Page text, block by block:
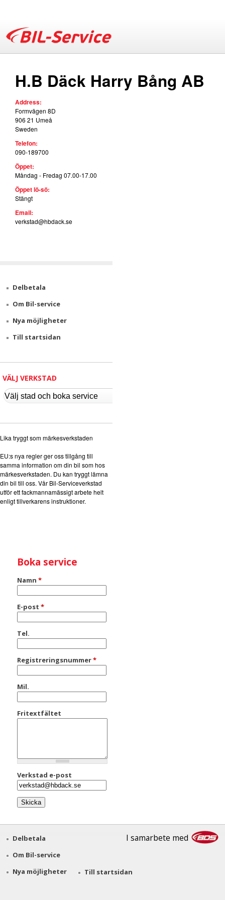
to
content
S
e
H.B Däck Harry Bång AB
Address:
Formvägen 8D
906 21 Umeå
Sweden
Telefon:
090-189700
Öppet:
Måndag - Fredag 07.00-17.00
Öppet lö-sö:
Stängt
Email:
verkstad@hbdack.se
Delbetala
Om Bil-service
Nya möjligheter
Till startsidan
VÄLJ VERKSTAD
Lika tryggt som märkesverkstaden
EU:s nya regler ger oss tillgång till
samma information om din bil som hos
märkesverkstaden. Du kan tryggt lämna
din bil till oss. Vår Bil-Serviceverkstad
utför ett fackmannamässigt arbete helt
enligt tillverkarens instruktioner.
Boka service
Namn *
E-post *
Tel.
Registreringsnummer*
Mil.
Fritextfältet
Verkstad e-post
I samarbete med
Delbetala
Om Bil-service
Nya möjligheter
Till startsidan